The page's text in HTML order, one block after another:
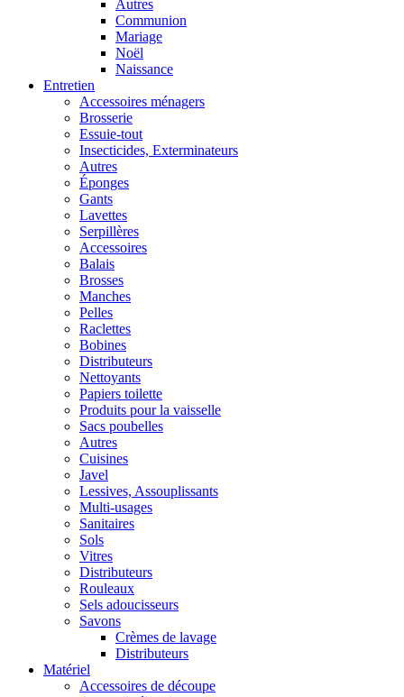
Autres
Communion
Mariage
Noël
Naissance
Entretien
Accessoires ménagers
Brosserie
Essuie-tout
Insecticides, Exterminateurs
Autres
Éponges
Gants
Lavettes
Serpillères
Accessoires
Balais
Brosses
Manches
Pelles
Raclettes
Bobines
Distributeurs
Nettoyants
Papiers toilette
Produits pour la vaisselle
Sacs poubelles
Autres
Cuisines
Javel
Lessives, Assouplissants
Multi-usages
Sanitaires
Sols
Vitres
Distributeurs
Rouleaux
Sels adoucisseurs
Savons
Crèmes de lavage
Distributeurs
Matériel
Accessoires de découpe